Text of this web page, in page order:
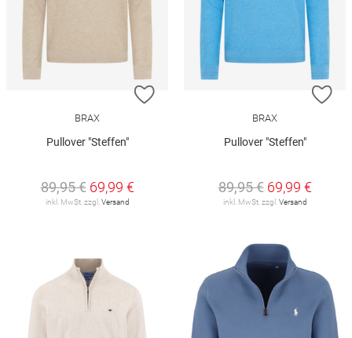
ZUR WUNSCHLISTE HINZUFÜGEN
BRAX
Pullover "Steffen"
89,95 € 69,99 €
inkl. MwSt. zzgl.Versand
BRAX
Pullover "Steffen"
89,95 € 69,99 €
inkl. MwSt. zzgl.Versand